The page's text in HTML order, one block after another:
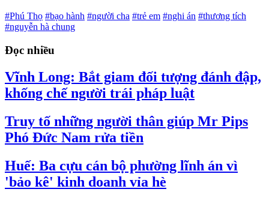
#Phú Thọ #bạo hành #người cha #trẻ em #nghi án #thương tích
#nguyễn hà chung
Đọc nhiều
Vĩnh Long: Bắt giam đối tượng đánh đập,
khống chế người trái pháp luật
Truy tố những người thân giúp Mr Pips
Phó Đức Nam rửa tiền
Huế: Ba cựu cán bộ phường lĩnh án vì
'bảo kê' kinh doanh vỉa hè